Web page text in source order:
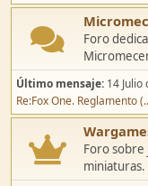
Foro
Último mensaje: 14 Julio
Re:Fox One. Reglamento
Foro sobre
miniaturas.